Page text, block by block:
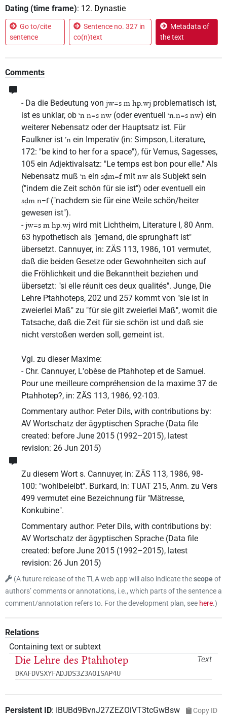
Dating (time frame): 12. Dynastie
Go to/cite
sentence
Sentence no. 327 in
co(n)text
Metadata of
the text
Comments
- Da die Bedeutung von jw=s m hp.wj problematisch ist,
ist es unklar, ob ꜥn n=s nw (oder eventuell ꜥn.n=s nw) ein
weiterer Nebensatz oder der Hauptsatz ist. Für
Faulkner ist ꜥn ein Imperativ (in: Simpson, Literature,
172: "be kind to her for a space"), für Vernus, Sagesses,
105 ein Adjektivalsatz: "Le temps est bon pour elle." Als
Nebensatz muß ꜥn ein sḏm=fmit nw als Subjekt sein
("indem die Zeit schön für sie ist") oder eventuell ein
sḏm.n=f("nachdem sie für eine Weile schön/heiter
gewesen ist").
-jw=s m hp.wj wird mit Lichtheim, Literature I, 80 Anm.
63 hypothetisch als "jemand, die sprunghaft ist"
übersetzt. Cannuyer, in: ZÄS 113, 1986, 101 vermutet,
daß die beiden Gesetze oder Gewohnheiten sich auf
die Fröhlichkeit und die Bekanntheit beziehen und
übersetzt: "si elle réunit ces deux qualités". Junge, Die
Lehre Ptahhoteps, 202 und 257 kommt von "sie ist in
zweierlei Maß" zu "für sie gilt zweierlei Maß", womit die
Tatsache, daß die Zeit für sie schön ist und daß sie
nicht verstoßen werden soll, gemeint ist.
Vgl. zu dieser Maxime:
- Chr. Cannuyer, L'obèse de Ptahhotep et de Samuel.
Pour une meilleure compréhension de la maxime 37 de
Ptahhotep?, in: ZÄS 113, 1986, 92-103.
Commentary author: Peter Dils, with contributions by:
AV Wortschatz der ägyptischen Sprache (Data file
created: before June 2015 (1992–2015), latest
revision: 26 Jun 2015)
Zu diesem Wort s. Cannuyer, in: ZÄS 113, 1986, 98-
100: "wohlbeleibt". Burkard, in: TUAT 215, Anm. zu Vers
499 vermutet eine Bezeichnung für "Mätresse,
Konkubine".
Commentary author: Peter Dils, with contributions by:
AV Wortschatz der ägyptischen Sprache (Data file
created: before June 2015 (1992–2015), latest
revision: 26 Jun 2015)
(A future release of the TLA web app will also indicate thescopeof
authors’ comments or annotations, i.e., which parts of the sentence a
comment/annotation refers to. For the development plan, see here.)
Relations
Containing text or subtext
Text
Die Lehre des Ptahhotep
DKAFDVSXYFADJDS3Z3AOISAP4U
Persistent ID: IBUBd9BvnJ27ZEZOlVT3tcGwBsw Copy ID